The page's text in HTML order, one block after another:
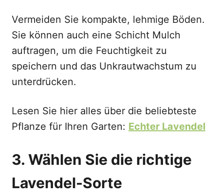
Vermeiden Sie kompakte, lehmige Böden.
Sie können auch eine Schicht Mulch
auftragen, um die Feuchtigkeit zu
speichern und das Unkrautwachstum zu
unterdrücken.
Lesen Sie hier alles über die beliebteste
Pflanze für Ihren Garten: Echter Lavendel
3. Wählen Sie die richtige
Lavendel-Sorte